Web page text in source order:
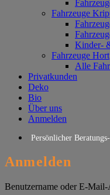
Fahrzeuge
Kinder-
Fahrzeuge Hort
Alle
Privatkunden
Deko
Bio
Über uns
Anmelden
Persönlicher
Anmelden
Benutzername oder E-Mail-